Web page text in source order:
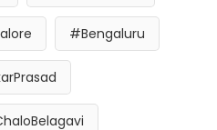
#Bengaluru